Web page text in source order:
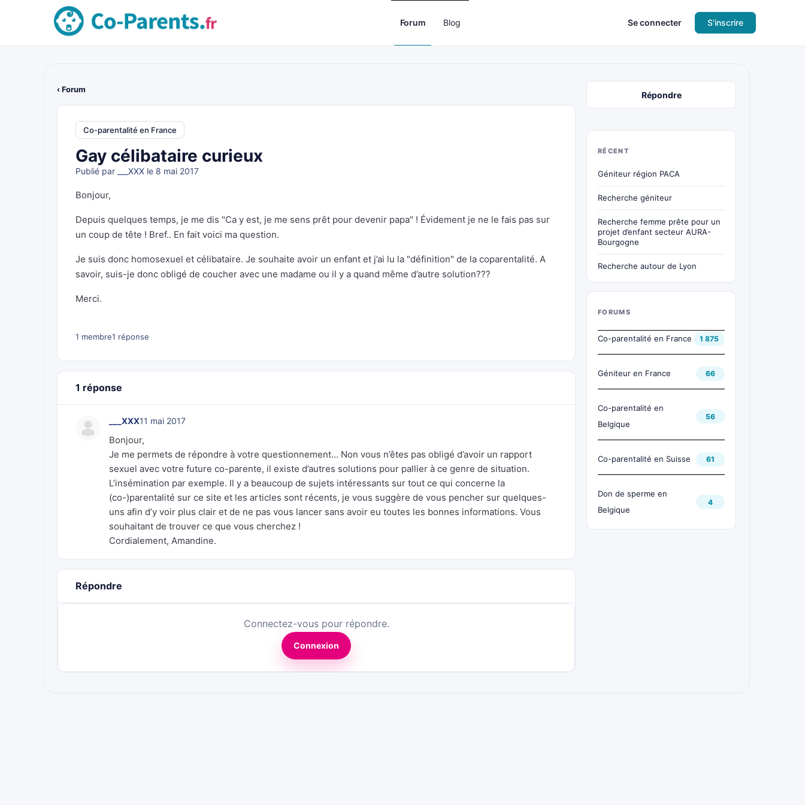
Forum Blog Se connecter S'inscrire
‹ Forum
Co-parentalité en France
Gay célibataire curieux
Publié par ___XXX le 8 mai 2017
Bonjour,
Depuis quelques temps, je me dis "Ca y est, je me sens prêt pour devenir papa" ! Évidement je ne le fais pas sur
un coup de tête ! Bref.. En fait voici ma question.
Je suis donc homosexuel et célibataire. Je souhaite avoir un enfant et j’ai lu la "définition" de la coparentalité. A
savoir, suis-je donc obligé de coucher avec une madame ou il y a quand même d’autre solution???
Merci.
1 membre1 réponse
1 réponse
___XXX11 mai 2017
Bonjour,
Je me permets de répondre à votre questionnement… Non vous n’êtes pas obligé d’avoir un rapport
sexuel avec votre future co-parente, il existe d’autres solutions pour pallier à ce genre de situation.
L’insémination par exemple. Il y a beaucoup de sujets intéressants sur tout ce qui concerne la
(co-)parentalité sur ce site et les articles sont récents, je vous suggère de vous pencher sur quelques-
uns afin d’y voir plus clair et de ne pas vous lancer sans avoir eu toutes les bonnes informations. Vous
souhaitant de trouver ce que vous cherchez !
Cordialement, Amandine.
Répondre
Connectez-vous pour répondre.
Connexion
Répondre
RÉCENT
Géniteur région PACA
Recherche géniteur
Recherche femme prête pour un
projet d’enfant secteur AURA-
Bourgogne
Recherche autour de Lyon
FORUMS
Co-parentalité en France 1 875
Géniteur en France 66
Co-parentalité en
Belgique
56
Co-parentalité en Suisse 61
Don de sperme en
Belgique
4